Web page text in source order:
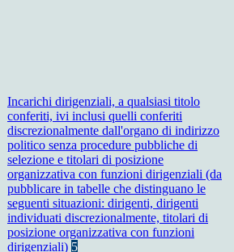
Incarichi dirigenziali, a qualsiasi titolo
conferiti, ivi inclusi quelli conferiti
discrezionalmente dall'organo di indirizzo
politico senza procedure pubbliche di
selezione e titolari di posizione
organizzativa con funzioni dirigenziali (da
pubblicare in tabelle che distinguano le
seguenti situazioni: dirigenti, dirigenti
individuati discrezionalmente, titolari di
posizione organizzativa con funzioni
dirigenziali) 5